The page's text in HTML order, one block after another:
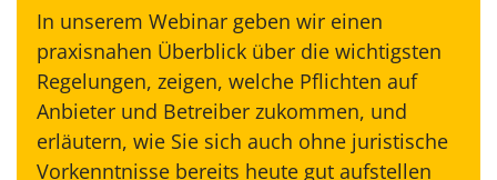
In unserem Webinar geben wir einen
praxisnahen Überblick über die wichtigsten
Regelungen, zeigen, welche Pflichten auf
Anbieter und Betreiber zukommen, und
erläutern, wie Sie sich auch ohne juristische
Vorkenntnisse bereits heute gut aufstellen